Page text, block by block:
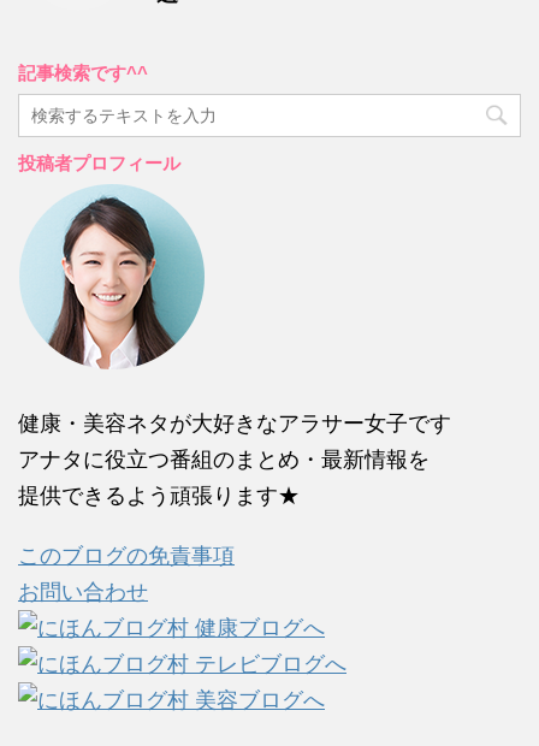
記事検索です^^
投稿者プロフィール
健康・美容ネタが大好きなアラサー女子です
アナタに役立つ番組のまとめ・最新情報を
提供できるよう頑張ります★
このブログの免責事項
お問い合わせ